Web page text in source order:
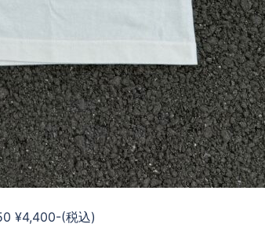
¥4,400-(税込)